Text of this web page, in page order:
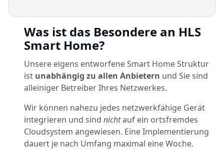
Was ist das Besondere an HLS
Smart Home?
Unsere eigens entworfene Smart Home Struktur
ist unabhängig zu allen Anbietern und Sie sind
alleiniger Betreiber Ihres Netzwerkes.
Wir können nahezu jedes netzwerkfähige Gerät
integrieren und sind nichtauf ein ortsfremdes
Cloudsystem angewiesen. Eine Implementierung
dauert je nach Umfang maximal eine Woche.